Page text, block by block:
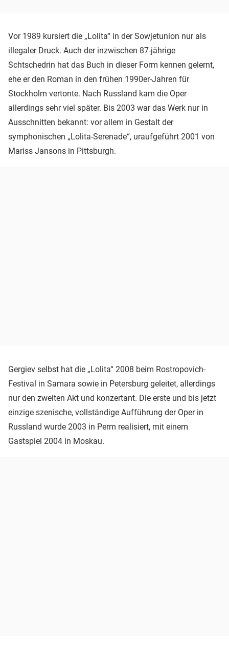
Vor 1989 kursiert die „Lolita“ in der Sowjetunion nur als
illegaler Druck. Auch der inzwischen 87-jährige
Schtschedrin hat das Buch in dieser Form kennen gelernt,
ehe er den Roman in den frühen 1990er-Jahren für
Stockholm vertonte. Nach Russland kam die Oper
allerdings sehr viel später. Bis 2003 war das Werk nur in
Ausschnitten bekannt: vor allem in Gestalt der
symphonischen „Lolita-Serenade“, uraufgeführt 2001 von
Mariss Jansons in Pittsburgh.
Gergiev selbst hat die „Lolita“ 2008 beim Rostropovich-
Festival in Samara sowie in Petersburg geleitet, allerdings
nur den zweiten Akt und konzertant. Die erste und bis jetzt
einzige szenische, vollständige Aufführung der Oper in
Russland wurde 2003 in Perm realisiert, mit einem
Gastspiel 2004 in Moskau.